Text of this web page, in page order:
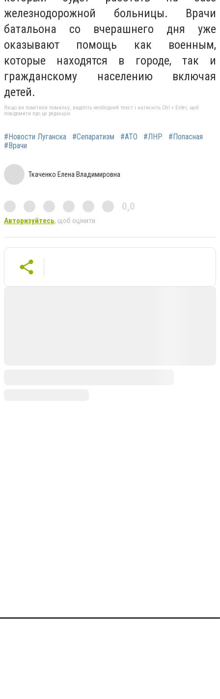
железнодорожной больницы. Врачи
батальона со вчерашнего дня уже
оказывают помощь как военным,
которые находятся в городе, так и
гражданскому населению включая
детей.
Якщо ви помітили помилку, виділіть необхідний текст і натисніть Ctrl + Enter, щоб
повідомити про це редакцію
#Новости Луганска #Сепаратизм #АТО #ЛНР
#Попасная
#Врачи
Ткаченко Елена Владимировна
0,0
Авторизуйтесь, щоб оцінити